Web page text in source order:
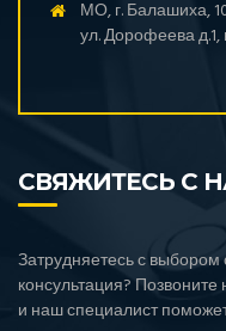
МО, г. Балашиха,
ул. Дорофеева д.1,
СВЯЖИТЕСЬ С
Затрудняетесь с
консультация?
и наш специалист